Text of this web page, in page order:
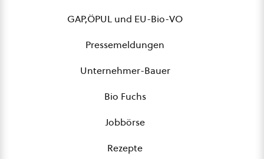
GAP,ÖPUL und EU-Bio-VO
Pressemeldungen
Unternehmer-Bauer
Bio Fuchs
Jobbörse
Rezepte